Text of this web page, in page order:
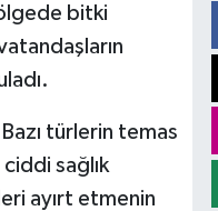
bitki
türlerin temas
sağlık
ayırt etmenin